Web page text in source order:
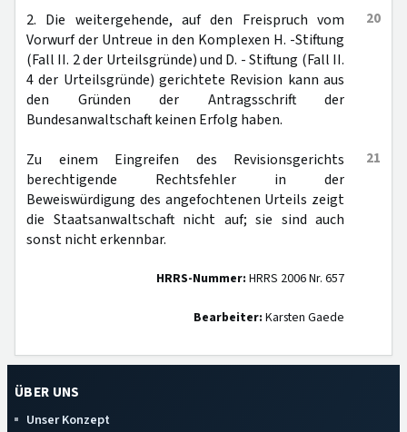
20
2. Die weitergehende, auf den Freispruch vom
Vorwurf der Untreue in den Komplexen H. -Stiftung
(Fall II. 2 der Urteilsgründe) und D. - Stiftung (Fall II.
4 der Urteilsgründe) gerichtete Revision kann aus
den Gründen der Antragsschrift der
Bundesanwaltschaft keinen Erfolg haben.
21
Zu einem Eingreifen des Revisionsgerichts
berechtigende Rechtsfehler in der
Beweiswürdigung des angefochtenen Urteils zeigt
die Staatsanwaltschaft nicht auf; sie sind auch
sonst nicht erkennbar.
HRRS-Nummer: HRRS 2006 Nr. 657
Bearbeiter: Karsten Gaede
ÜBER UNS
Unser Konzept